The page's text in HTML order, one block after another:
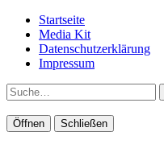
Startseite
Media Kit
Datenschutzerklärung
Impressum
Suche
Öffnen Schließen